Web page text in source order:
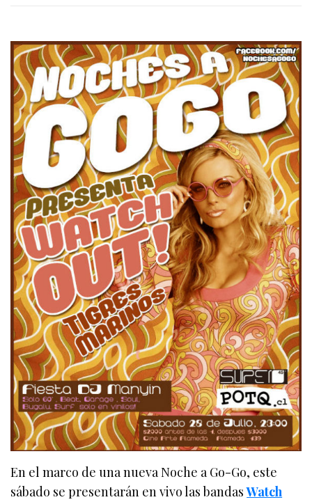
En el marco de una nueva Noche a Go-Go, este
sábado se presentarán en vivo las bandasWatch